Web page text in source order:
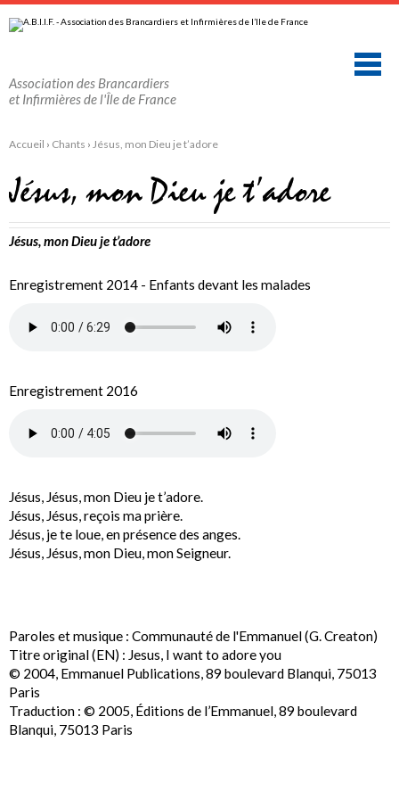
au
contenu.
navigation
personnels
Association des Brancardiers
et Infirmières de l'Île de France
Accueil › Chants › Jésus, mon Dieu je t’adore
Jésus, mon Dieu je t’adore
Jésus, mon Dieu je t’adore
Enregistrement 2014 - Enfants devant les malades
Enregistrement 2016
Jésus, Jésus, mon Dieu je t’adore.
Jésus, Jésus, reçois ma prière.
Jésus, je te loue, en présence des anges.
Jésus, Jésus, mon Dieu, mon Seigneur.
Paroles et musique : Communauté de l'Emmanuel (G. Creaton)
Titre original (EN) : Jesus, I want to adore you
© 2004, Emmanuel Publications, 89 boulevard Blanqui, 75013
Paris
Traduction : © 2005, Éditions de l’Emmanuel, 89 boulevard
Blanqui, 75013 Paris